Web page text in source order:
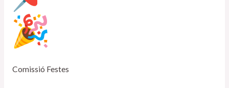
Comissió Festes